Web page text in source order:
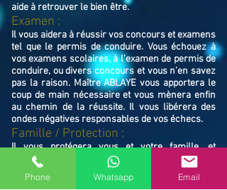
aide à retrouver le bien être.
Examen :
Il vous aidera à réussir vos concours et examens
tel que le permis de conduire. Vous échouez à
vos examens scolaires, à l’examen de permis de
conduire, ou divers concours et vous n’en savez
pas la raison. Maître ABLAYE vous apportera le
coup de main nécessaire et vous mènera enfin
au chemin de la réussite. Il vous libérera des
ondes négatives responsables de vos échecs.
Famille / Protection :
Il vous protégera vous et votre famille, et
resserrera vos liens en cas de rupture familiale.
Ne restez pas avec vos souffrances, consultez le
Maître ABLAYE marabout médium à Draguignan
Phone Whatsapp Email